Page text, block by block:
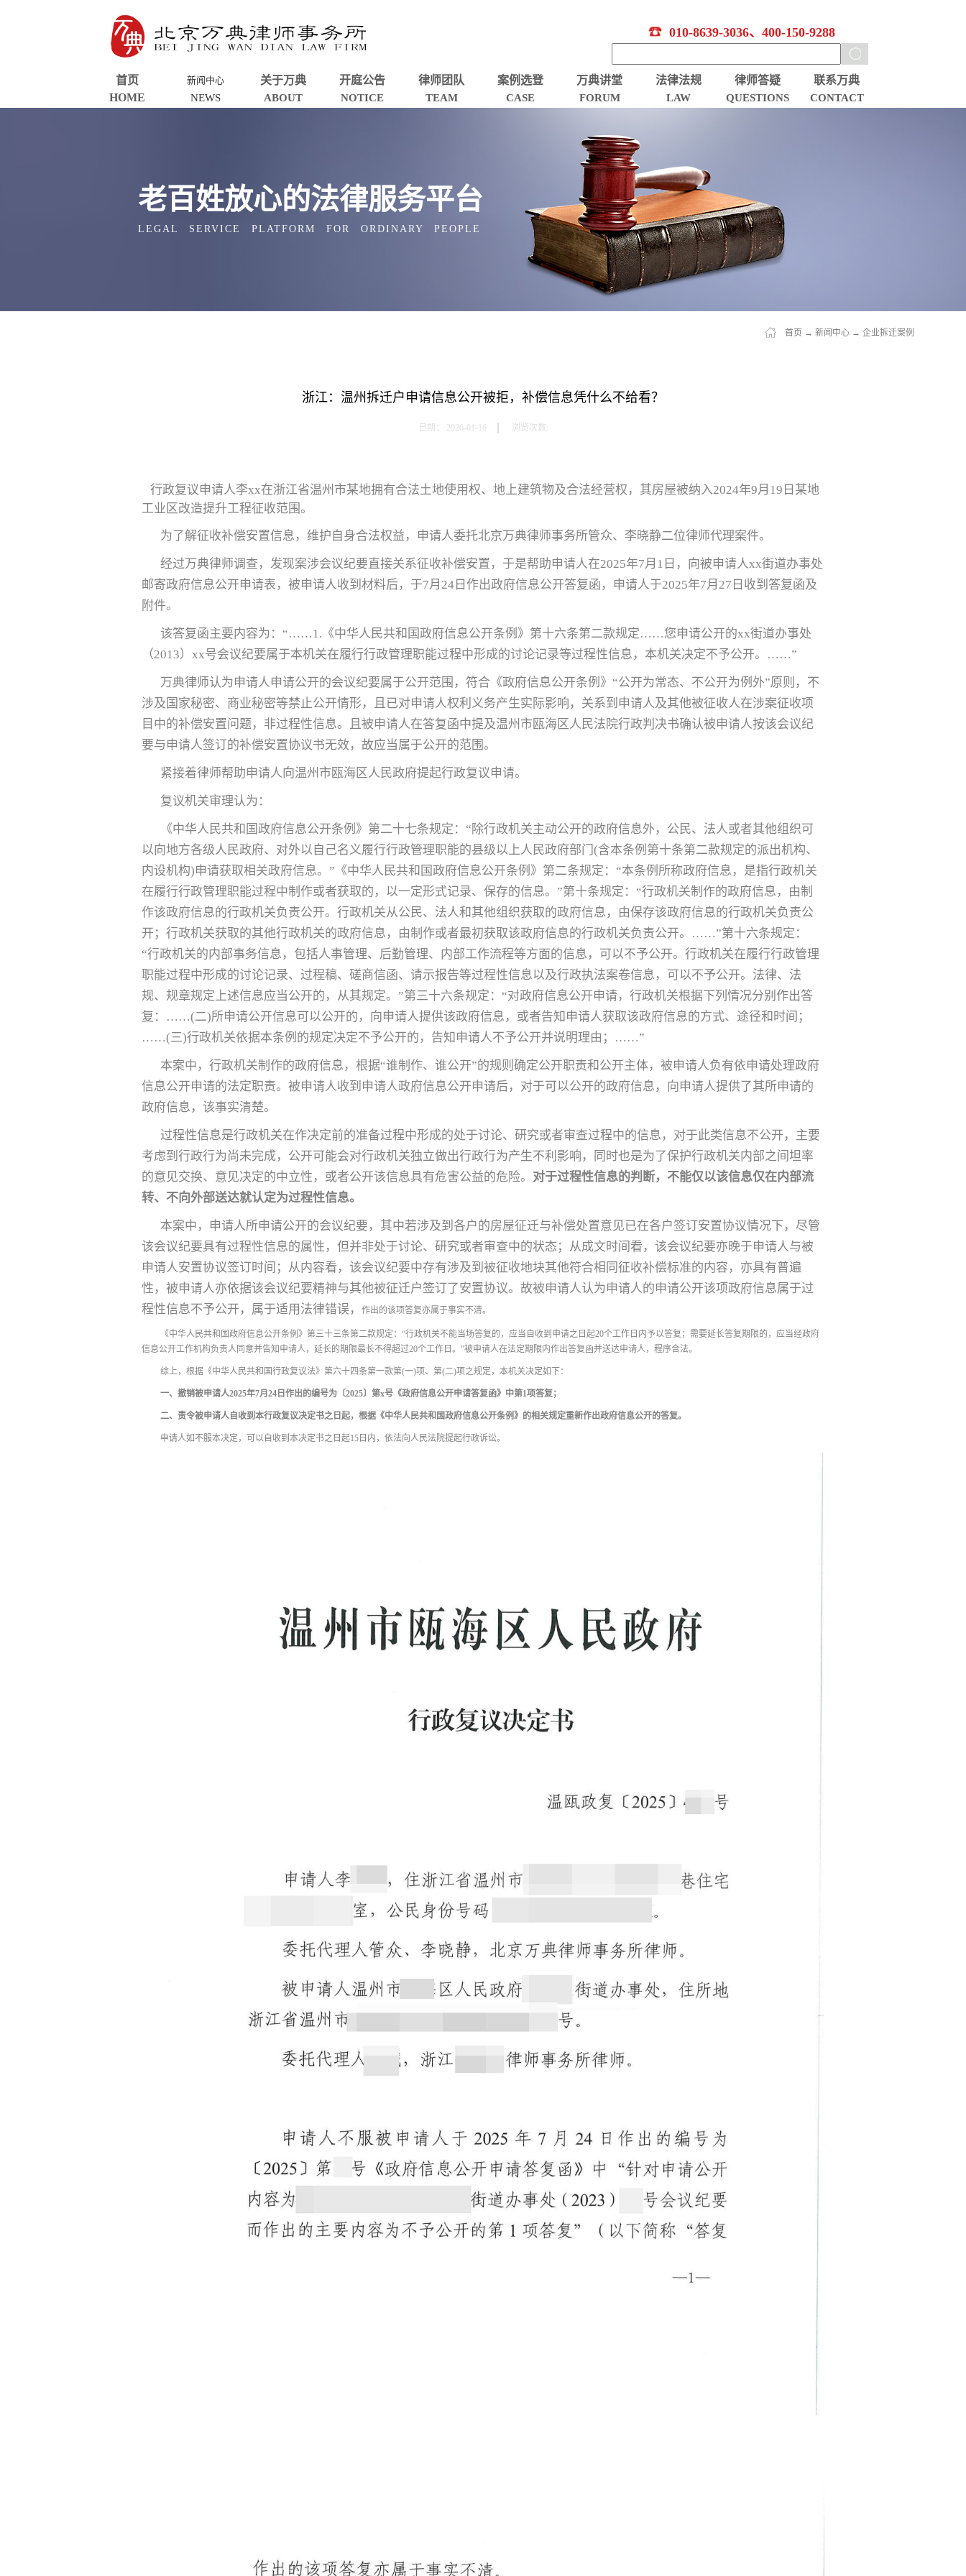
010-8639-3036、400-150-9288
首页
HOME
新闻中心
NEWS
关于万典
ABOUT
开庭公告
NOTICE
律师团队
TEAM
案例选登
CASE
万典讲堂
FORUM
法律法规
LAW
律师答疑
QUESTIONS
联系万典
CONTACT
老百姓放心的法律服务平台
LEGAL SERVICE PLATFORM FOR ORDINARY PEOPLE
首页 → 新闻中心 → 企业拆迁案例
浙江：温州拆迁户申请信息公开被拒，补偿信息凭什么不给看？
日期： 2026-01-16 浏览次数:
行政复议申请人李xx在浙江省温州市某地拥有合法土地使用权、地上建筑物及合法经营权，其房屋被纳入2024年9月19日某地
工业区改造提升工程征收范围。
为了解征收补偿安置信息，维护自身合法权益，申请人委托北京万典律师事务所管众、李晓静二位律师代理案件。
经过万典律师调查，发现案涉会议纪要直接关系征收补偿安置，于是帮助申请人在2025年7月1日，向被申请人xx街道办事处
邮寄政府信息公开申请表，被申请人收到材料后，于7月24日作出政府信息公开答复函，申请人于2025年7月27日收到答复函及
附件。
该答复函主要内容为：“……1.《中华人民共和国政府信息公开条例》第十六条第二款规定……您申请公开的xx街道办事处
（2013）xx号会议纪要属于本机关在履行行政管理职能过程中形成的讨论记录等过程性信息，本机关决定不予公开。……”
万典律师认为申请人申请公开的会议纪要属于公开范围，符合《政府信息公开条例》“公开为常态、不公开为例外”原则，不
涉及国家秘密、商业秘密等禁止公开情形，且已对申请人权利义务产生实际影响，关系到申请人及其他被征收人在涉案征收项
目中的补偿安置问题，非过程性信息。且被申请人在答复函中提及温州市瓯海区人民法院行政判决书确认被申请人按该会议纪
要与申请人签订的补偿安置协议书无效，故应当属于公开的范围。
紧接着律师帮助申请人向温州市瓯海区人民政府提起行政复议申请。
复议机关审理认为：
《中华人民共和国政府信息公开条例》第二十七条规定：“除行政机关主动公开的政府信息外，公民、法人或者其他组织可
以向地方各级人民政府、对外以自己名义履行行政管理职能的县级以上人民政府部门(含本条例第十条第二款规定的派出机构、
内设机构)申请获取相关政府信息。”《中华人民共和国政府信息公开条例》第二条规定：“本条例所称政府信息，是指行政机关
在履行行政管理职能过程中制作或者获取的，以一定形式记录、保存的信息。”第十条规定：“行政机关制作的政府信息，由制
作该政府信息的行政机关负责公开。行政机关从公民、法人和其他组织获取的政府信息，由保存该政府信息的行政机关负责公
开；行政机关获取的其他行政机关的政府信息，由制作或者最初获取该政府信息的行政机关负责公开。……”第十六条规定：
“行政机关的内部事务信息，包括人事管理、后勤管理、内部工作流程等方面的信息，可以不予公开。行政机关在履行行政管理
职能过程中形成的讨论记录、过程稿、磋商信函、请示报告等过程性信息以及行政执法案卷信息，可以不予公开。法律、法
规、规章规定上述信息应当公开的，从其规定。”第三十六条规定：“对政府信息公开申请，行政机关根据下列情况分别作出答
复：……(二)所申请公开信息可以公开的，向申请人提供该政府信息，或者告知申请人获取该政府信息的方式、途径和时间；
……(三)行政机关依据本条例的规定决定不予公开的，告知申请人不予公开并说明理由；……”
本案中，行政机关制作的政府信息，根据“谁制作、谁公开”的规则确定公开职责和公开主体，被申请人负有依申请处理政府
信息公开申请的法定职责。被申请人收到申请人政府信息公开申请后，对于可以公开的政府信息，向申请人提供了其所申请的
政府信息，该事实清楚。
过程性信息是行政机关在作决定前的准备过程中形成的处于讨论、研究或者审查过程中的信息，对于此类信息不公开，主要
考虑到行政行为尚未完成，公开可能会对行政机关独立做出行政行为产生不利影响，同时也是为了保护行政机关内部之间坦率
的意见交换、意见决定的中立性，或者公开该信息具有危害公益的危险。 对于过程性信息的判断，不能仅以该信息仅在内部流
转、不向外部送达就认定为过程性信息。
本案中，申请人所申请公开的会议纪要，其中若涉及到各户的房屋征迁与补偿处置意见已在各户签订安置协议情况下，尽管
该会议纪要具有过程性信息的属性，但并非处于讨论、研究或者审查中的状态；从成文时间看，该会议纪要亦晚于申请人与被
申请人安置协议签订时间；从内容看，该会议纪要中存有涉及到被征收地块其他符合相同征收补偿标准的内容，亦具有普遍
性，被申请人亦依据该会议纪要精神与其他被征迁户签订了安置协议。故被申请人认为申请人的申请公开该项政府信息属于过
程性信息不予公开，属于适用法律错误，
作出的该项答复亦属于事实不清。
《中华人民共和国政府信息公开条例》第三十三条第二款规定：“行政机关不能当场答复的，应当自收到申请之日起20个工作日内予以答复；需要延长答复期限的，应当经政府
信息公开工作机构负责人同意并告知申请人，延长的期限最长不得超过20个工作日。”被申请人在法定期限内作出答复函并送达申请人，程序合法。
综上，根据《中华人民共和国行政复议法》第六十四条第一款第(一)项、第(二)项之规定，本机关决定如下：
一、撤销被申请人2025年7月24日作出的编号为〔2025〕第x号《政府信息公开申请答复函》中第1项答复；
二、责令被申请人自收到本行政复议决定书之日起，根据《中华人民共和国政府信息公开条例》的相关规定重新作出政府信息公开的答复。
申请人如不服本决定，可以自收到本决定书之日起15日内，依法向人民法院提起行政诉讼。